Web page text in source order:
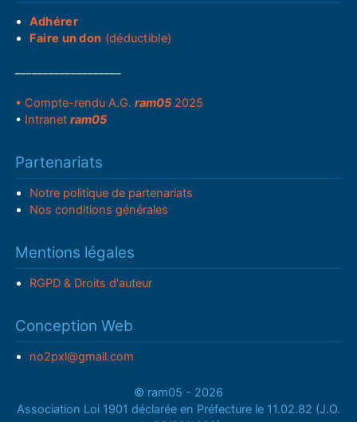
Adhérer
Faire un don (déductible)
• Compte-rendu A.G.ram05 2025
• Intranetram05
Partenariats
Notre politique de partenariats
Nos conditions générales
Mentions légales
RGPD & Droits d'auteur
Conception Web
no2pxl@gmail.com
© ram05 - 2026
Association Loi 1901 déclarée en Préfecture le 11.02.82 (J.O.